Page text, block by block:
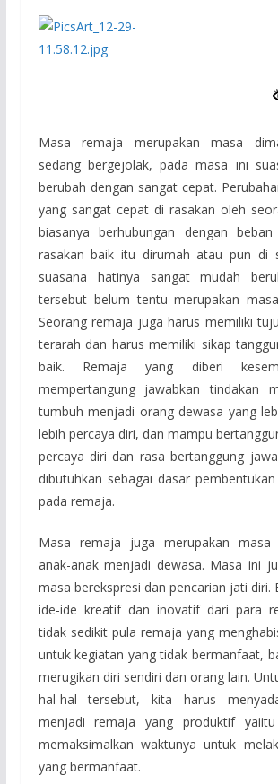
Masa remaja merupakan masa
sedang bergejolak, pada masa ini
berubah dengan sangat cepat.
yang sangat cepat di rasakan oleh
biasanya berhubungan dengan
rasakan baik itu dirumah atau pun di
suasana hatinya sangat mudah
tersebut belum tentu merupakan
Seorang remaja juga harus memiliki
terarah dan harus memiliki sikap
baik. Remaja yang diberi
mempertangung jawabkan tindakan
tumbuh menjadi orang dewasa yang
lebih percaya diri, dan mampu
percaya diri dan rasa bertanggung
dibutuhkan sebagai dasar
pada remaja.
Masa remaja juga merupakan masa
anak-anak menjadi dewasa. Masa ini
masa berekspresi dan pencarian jati diri.
ide-ide kreatif dan inovatif dari para
tidak sedikit pula remaja yang
untuk kegiatan yang tidak bermanfaat,
merugikan diri sendiri dan orang lain.
hal-hal tersebut, kita harus
menjadi remaja yang produktif
memaksimalkan waktunya untuk
yang bermanfaat.